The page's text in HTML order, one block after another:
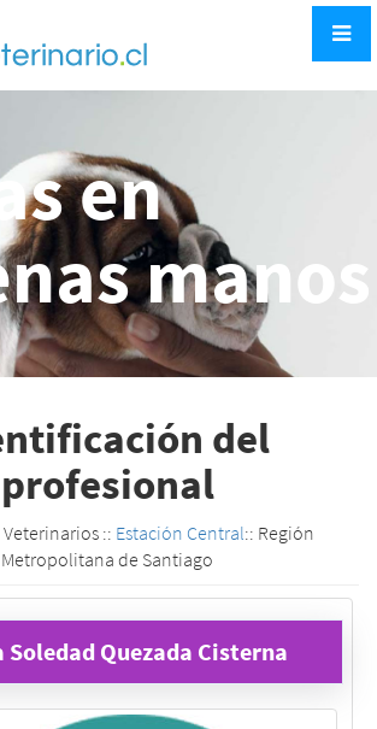
en
manos
del
profesional
:: Estación Central:: Región
Metropolitana de Santiago
Soledad Quezada Cisterna